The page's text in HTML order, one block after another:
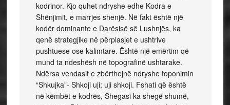
kodrinor. Kjo quhet ndryshe edhe Kodra e
Shënjimit, e marrjes shenjë. Në fakt është një
kodër dominante e Darësisë së Lushnjës, ka
qenë strategjike në përplasjet e ushtrive
pushtuese ose kalimtare. Është një emërtim që
mund ta ndeshësh në topografinë ushtarake.
Ndërsa vendasit e zbërthejnë ndryshe toponimin
“Shkujka”- Shkoji uji; uji shkoji. Fshati që është
në këmbët e kodrës, Shegasi ka shegë shumë,